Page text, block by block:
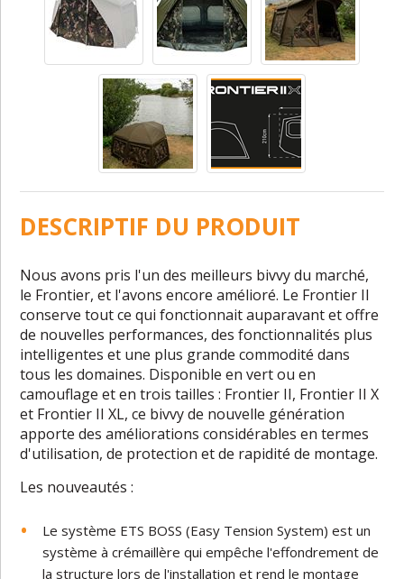
DESCRIPTIF DU PRODUIT
Nous avons pris l'un des meilleurs bivvy du marché,
le Frontier, et l'avons encore amélioré. Le Frontier II
conserve tout ce qui fonctionnait auparavant et offre
de nouvelles performances, des fonctionnalités plus
intelligentes et une plus grande commodité dans
tous les domaines. Disponible en vert ou en
camouflage et en trois tailles : Frontier II, Frontier II X
et Frontier II XL, ce bivvy de nouvelle génération
apporte des améliorations considérables en termes
d'utilisation, de protection et de rapidité de montage.
Les nouveautés :
Le système ETS BOSS (Easy Tension System) est un
système à crémaillère qui empêche l'effondrement de
la structure lors de l'installation et rend le montage